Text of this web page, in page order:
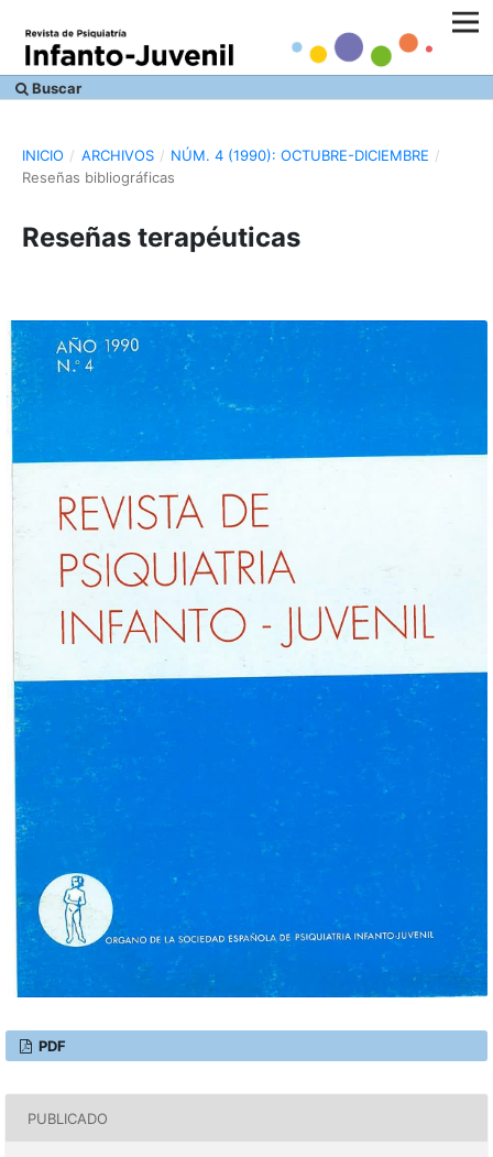
Buscar
INICIO / ARCHIVOS / NÚM. 4 (1990): OCTUBRE-DICIEMBRE /
Reseñas bibliográficas
Reseñas terapéuticas
PDF
PUBLICADO